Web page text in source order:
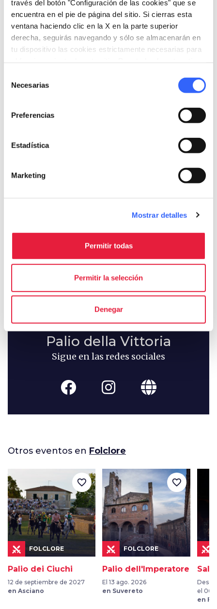
través del botón "Configuración de las cookies" que se
encuentra en el pie de página del sitio. Si cierras esta
ventana haciendo clic en la X en la parte superior
derecha, seguirás navegando y sólo se almacenarán en
tu dispositivo las cookies estrictamente necesarias para
Necesarias
Preferencias
Estadística
Marketing
Mostrar detalles
Permitir todas
Permitir la selección
Denegar
Piazza del Popolo, 1, 52031 Anghiari AR,
Italia
schedule Cuándo
29 de junio de 2027
email Correo electrónico
https://www.paliodellavittoria.it/ open_in_new
+390575788009
Organiza
Experiencias
Palio della Vittoria
Sigue en las redes sociales
Otros eventos en Folclore
FOLCLORE
Palio dei Ciuchi
12 de septiembre de 2027
en Asciano
favorite_border
FOLCLORE
Palio dell'Imperatore
El 13 ago. 2026
en Suvereto
favorite_border
el 06
en